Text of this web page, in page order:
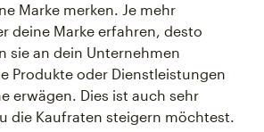
Marke merken. Je mehr
deine Marke erfahren, desto
sie an dein Unternehmen
Produkte oder Dienstleistungen
erwägen. Dies ist auch sehr
die Kaufraten steigern möchtest.